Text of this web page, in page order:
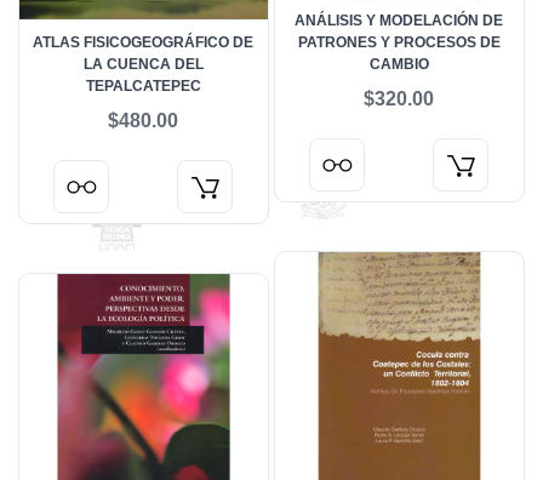
ANÁLISIS Y MODELACIÓN DE
PATRONES Y PROCESOS DE
CAMBIO
$320.00
ATLAS FISICOGEOGRÁFICO DE
LA CUENCA DEL
TEPALCATEPEC
$480.00